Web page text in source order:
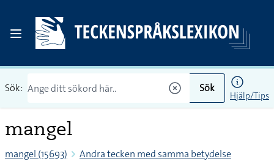
Sök: Sök
Hjälp/Tips
mangel
mangel (15693) Andra tecken med samma betydelse